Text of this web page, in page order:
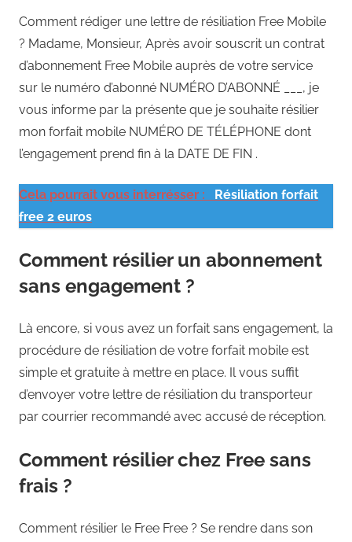
Comment rédiger une lettre de résiliation Free Mobile
? Madame, Monsieur, Après avoir souscrit un contrat
d’abonnement Free Mobile auprès de votre service
sur le numéro d’abonné NUMÉRO D’ABONNÉ ___, je
vous informe par la présente que je souhaite résilier
mon forfait mobile NUMÉRO DE TÉLÉPHONE dont
l’engagement prend fin à la DATE DE FIN .
Cela pourrait vous interrésser :
Résiliation forfait
free 2 euros
Comment résilier un abonnement
sans engagement ?
Là encore, si vous avez un forfait sans engagement, la
procédure de résiliation de votre forfait mobile est
simple et gratuite à mettre en place. Il vous suffit
d’envoyer votre lettre de résiliation du transporteur
par courrier recommandé avec accusé de réception.
Comment résilier chez Free sans
frais ?
Comment résilier le Free Free ? Se rendre dans son